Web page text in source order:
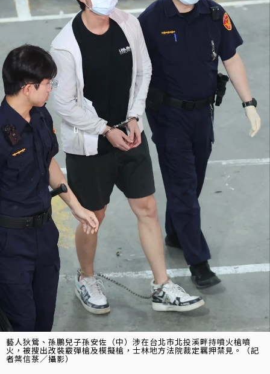
藝人狄鶯、孫鵬兒子孫安佐（中）涉在台北市北投溪畔持噴火槍噴
火，被搜出改裝霰彈槍及模擬槍，士林地方法院裁定羈押禁見。（記
者葉信菉／攝影）